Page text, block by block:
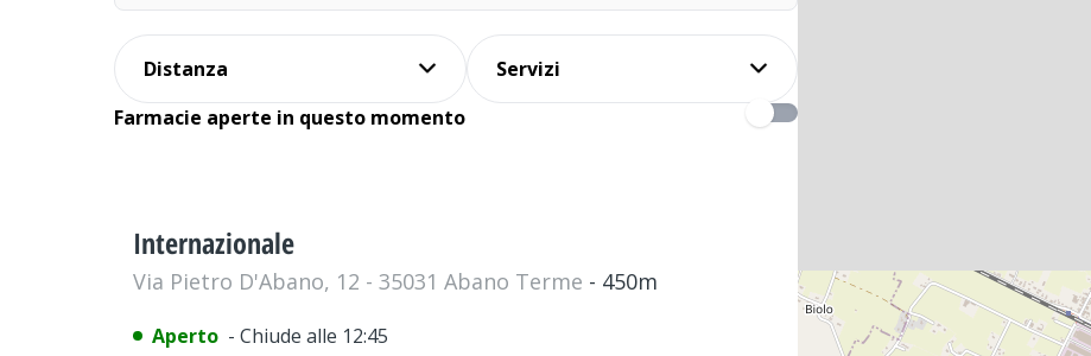
Distanza
Servizi
Farmacie aperte in questo momento
Internazionale
Via Pietro D'Abano, 12 - 35031 Abano Terme - 450m
Aperto - Chiude alle 12:45